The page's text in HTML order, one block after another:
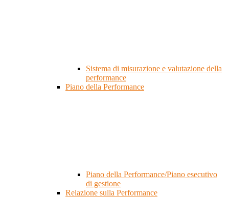
Sistema di misurazione e valutazione della
performance
Piano della Performance
Piano della Performance/Piano esecutivo
di gestione
Relazione sulla Performance